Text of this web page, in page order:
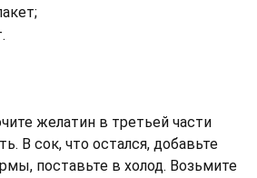
желатин в третьей части
В сок, что остался, добавьте
поставьте в холод. Возьмите